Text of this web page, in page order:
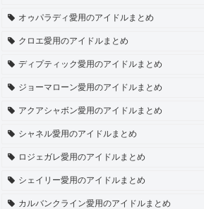
オゥパラディ愛用のアイドルまとめ
クロエ愛用のアイドルまとめ
ディプティック愛用のアイドルまとめ
ジョーマローン愛用のアイドルまとめ
アクアシャボン愛用のアイドルまとめ
シャネル愛用のアイドルまとめ
ロジェガレ愛用のアイドルまとめ
シェイリー愛用のアイドルまとめ
カルバンクライン愛用のアイドルまとめ